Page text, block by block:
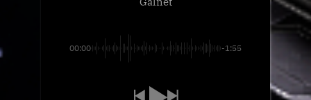
00:00 -1:55